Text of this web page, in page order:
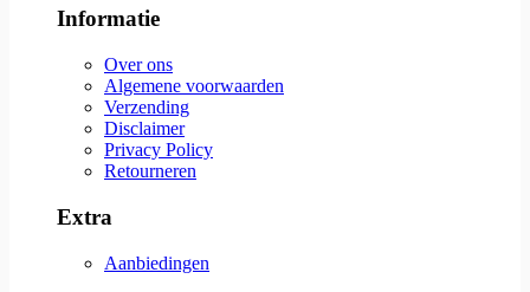
Informatie
Over ons
Algemene voorwaarden
Verzending
Disclaimer
Privacy Policy
Retourneren
Extra
Aanbiedingen